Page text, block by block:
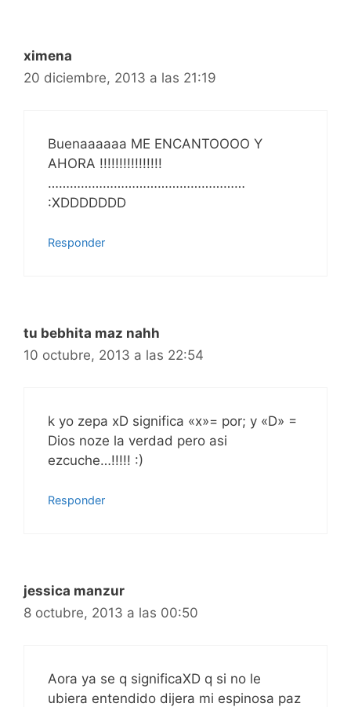
ximena
20 diciembre, 2013 a las 21:19
Buenaaaaaa ME ENCANTOOOO Y
AHORA !!!!!!!!!!!!!!!!
………………………………………………
:XDDDDDDD
Responder
tu bebhita maz nahh
10 octubre, 2013 a las 22:54
k yo zepa xD significa «x»= por; y «D» =
Dios noze la verdad pero asi
ezcuche…!!!!! :)
Responder
jessica manzur
8 octubre, 2013 a las 00:50
Aora ya se q significaXD q si no le
ubiera entendido dijera mi espinosa paz